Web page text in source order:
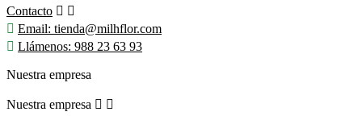
Contacto  
 Email: tienda@milhflor.com
 Llámenos: 988 23 63 93
Nuestra empresa
Nuestra empresa  